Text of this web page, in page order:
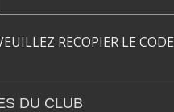
RECOPIER LE CODE
DU CLUB